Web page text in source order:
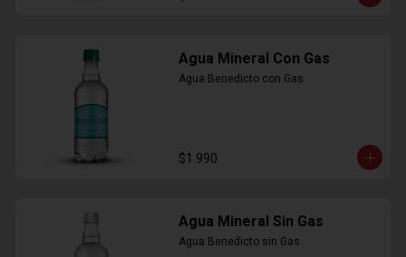
Agua Mineral Con Gas
Agua Benedicto con Gas
$1.990
Agua Mineral Sin Gas
Agua Benedicto sin Gas..